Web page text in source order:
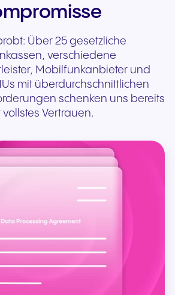
Über 25 gesetzliche
verschiedene
Mobilfunkanbieter und
mit überdurchschnittlichen
schenken uns bereits
vollstes Vertrauen.